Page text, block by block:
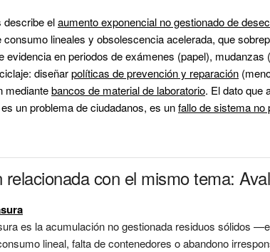
describe el aumento exponencial no gestionado de
consumo lineales y obsolescencia acelerada, que
evidencia en periodos de exámenes (papel),
diseñar políticas de prevención y reparación
mediante bancos de material de laboratorio. El dato que
un problema de ciudadanos, es un fallo de sistema no
con el mismo tema:
es la acumulación no gestionada residuos sólidos
lineal, falta de contenedores o abandono